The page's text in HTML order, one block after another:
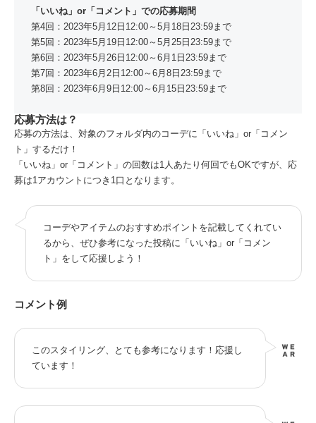
「いいね」or「コメント」での応募期間
第4回：2023年5月12日12:00～5月18日23:59まで
第5回：2023年5月19日12:00～5月25日23:59まで
第6回：2023年5月26日12:00～6月1日23:59まで
第7回：2023年6月2日12:00～6月8日23:59まで
第8回：2023年6月9日12:00～6月15日23:59まで
応募方法は？
応募の方法は、対象のフォルダ内のコーデに「いいね」or「コメン
ト」するだけ！
「いいね」or「コメント」の回数は1人あたり何回でもOKですが、応
募は1アカウントにつき1口となります。
コーデやアイテムのおすすめポイントを記載してくれてい
るから、ぜひ参考になった投稿に「いいね」or「コメン
ト」をして応援しよう！
コメント例
このスタイリング、とても参考になります！応援し
ています！